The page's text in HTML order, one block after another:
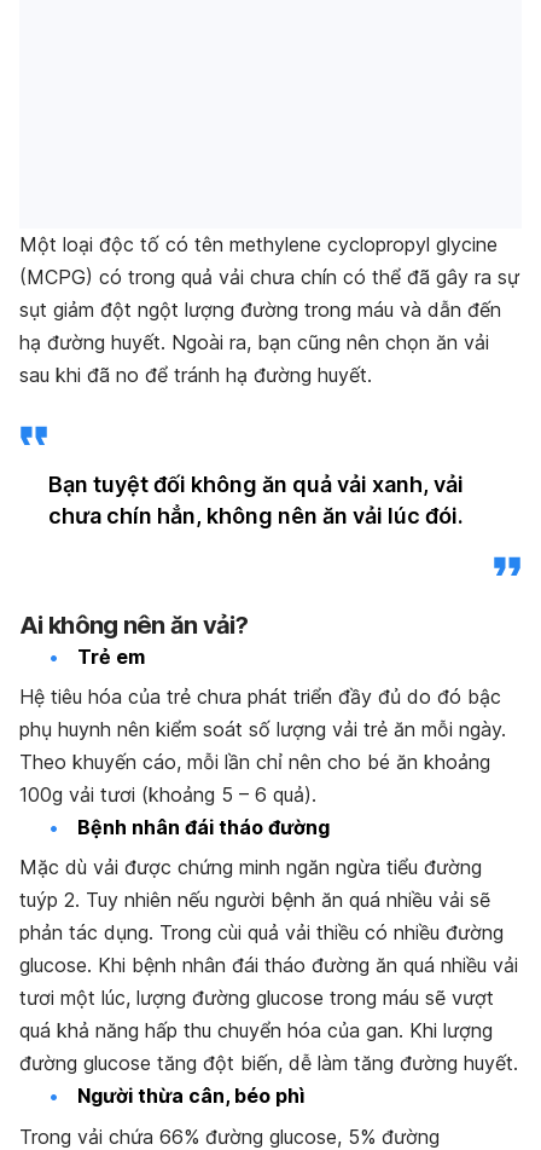
Một loại độc tố có tên methylene cyclopropyl glycine
(MCPG) có trong quả vải chưa chín có thể đã gây ra sự
sụt giảm đột ngột lượng đường trong máu và dẫn đến
hạ đường huyết. Ngoài ra, bạn cũng nên chọn ăn vải
sau khi đã no để tránh hạ đường huyết.
Bạn tuyệt đối không ăn quả vải xanh, vải
chưa chín hẳn, không nên ăn vải lúc đói.
Ai không nên ăn vải?
Trẻ em
Hệ tiêu hóa của trẻ chưa phát triển đầy đủ do đó bậc
phụ huynh nên kiểm soát số lượng vải trẻ ăn mỗi ngày.
Theo khuyến cáo, mỗi lần chỉ nên cho bé ăn khoảng
100g vải tươi (khoảng 5 – 6 quả).
Bệnh nhân đái tháo đường
Mặc dù vải được chứng minh ngăn ngừa tiểu đường
tuýp 2. Tuy nhiên nếu người bệnh ăn quá nhiều vải sẽ
phản tác dụng. Trong cùi quả vải thiều có nhiều đường
glucose. Khi bệnh nhân đái tháo đường ăn quá nhiều vải
tươi một lúc, lượng đường glucose trong máu sẽ vượt
quá khả năng hấp thu chuyển hóa của gan. Khi lượng
đường glucose tăng đột biến, dễ làm tăng đường huyết.
Người thừa cân, béo phì
Trong vải chứa 66% đường glucose, 5% đường